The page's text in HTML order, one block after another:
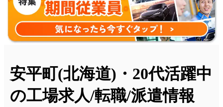
安平町(北海道)・20代活躍中
の工場求人/転職/派遣情報